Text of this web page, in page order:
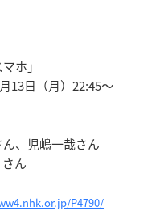
ホ」
13日（月）22:45〜
ん、児嶋一哉さん
さん
P4790/